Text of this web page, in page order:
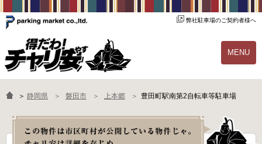
弊社駐車場のご契約者様へ
MENU
物件一覧 ご契約の流れ
よくあるご質問 駐輪場オーナー様へ
＞ 静岡県 磐田市 上本郷 豊田町駅南第2自転車等駐車場